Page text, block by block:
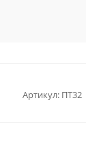
Артикул: ПТ32